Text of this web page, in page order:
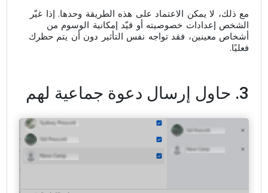
مع ذلك، لا يمكن الاعتماد على هذه الطريقة وحدها. إذا غيّر
الشخص إعدادات خصوصيته أو قيّد إمكانية الوسوم من
أشخاص معينين، فقد تواجه نفس التأثير دون أن يتم حظرك
فعليًا.
3. حاول إرسال دعوة جماعية لهم